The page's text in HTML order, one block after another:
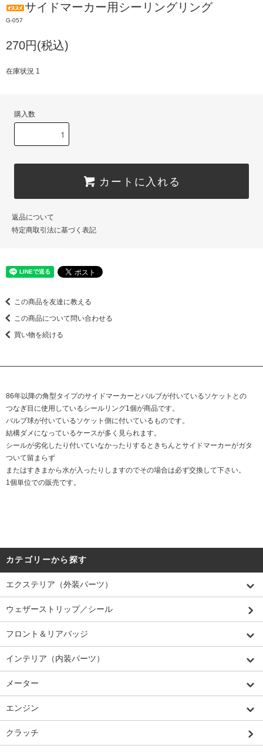
サイドマーカー用シーリングリング
G-057
270円(税込)
在庫状況 1
購入数
カートに入れる
返品について
特定商取引法に基づく表記
この商品を友達に教える
この商品について問い合わせる
買い物を続ける
86年以降の角型タイプのサイドマーカーとバルブが付いているソケットとの
つなぎ目に使用しているシールリング1個が商品です。
バルブ球が付いているソケット側に付いているものです。
結構ダメになっているケースが多く見られます。
シールが劣化したり付いていなかったりするときちんとサイドマーカーがガタ
ついて留まらず
またはすきまから水が入ったりしますのでその場合は必ず交換して下さい。
1個単位での販売です。
カテゴリーから探す
エクステリア（外装パーツ）
ウェザーストリップ／シール
フロント＆リアバッジ
インテリア（内装パーツ）
メーター
エンジン
クラッチ